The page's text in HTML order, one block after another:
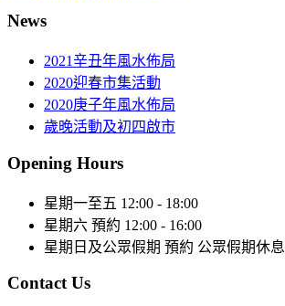
News
2021辛丑年風水佈局
2020迎春市集活動
2020庚子年風水佈局
歲晚活動及初四啟市
Opening Hours
星期一至五 12:00 - 18:00
星期六 預約 12:00 - 16:00
星期日及公眾假期 預約 公眾假期休息
Contact Us